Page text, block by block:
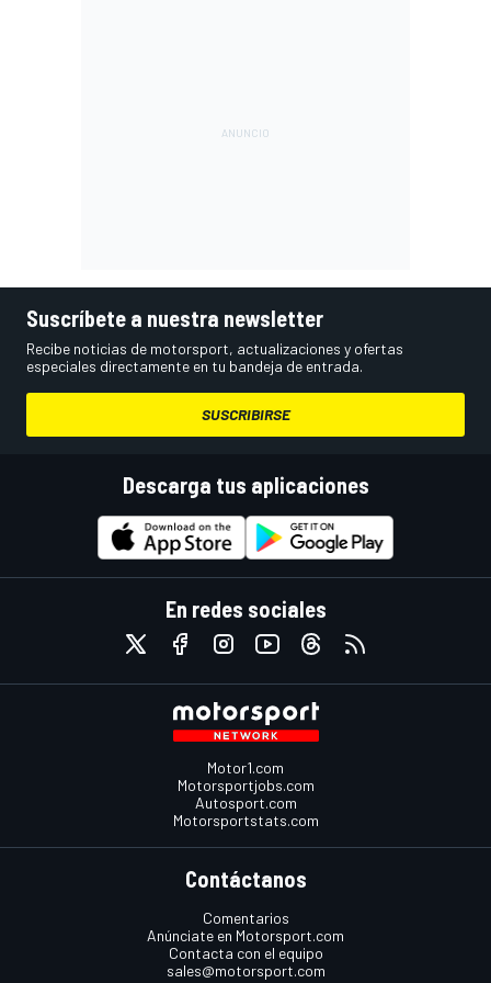
Suscríbete a nuestra newsletter
Recibe noticias de motorsport, actualizaciones y ofertas
especiales directamente en tu bandeja de entrada.
SUSCRIBIRSE
Descarga tus aplicaciones
En redes sociales
Motor1.com
Motorsportjobs.com
Autosport.com
Motorsportstats.com
Contáctanos
Comentarios
Anúnciate en Motorsport.com
Contacta con el equipo
sales@motorsport.com